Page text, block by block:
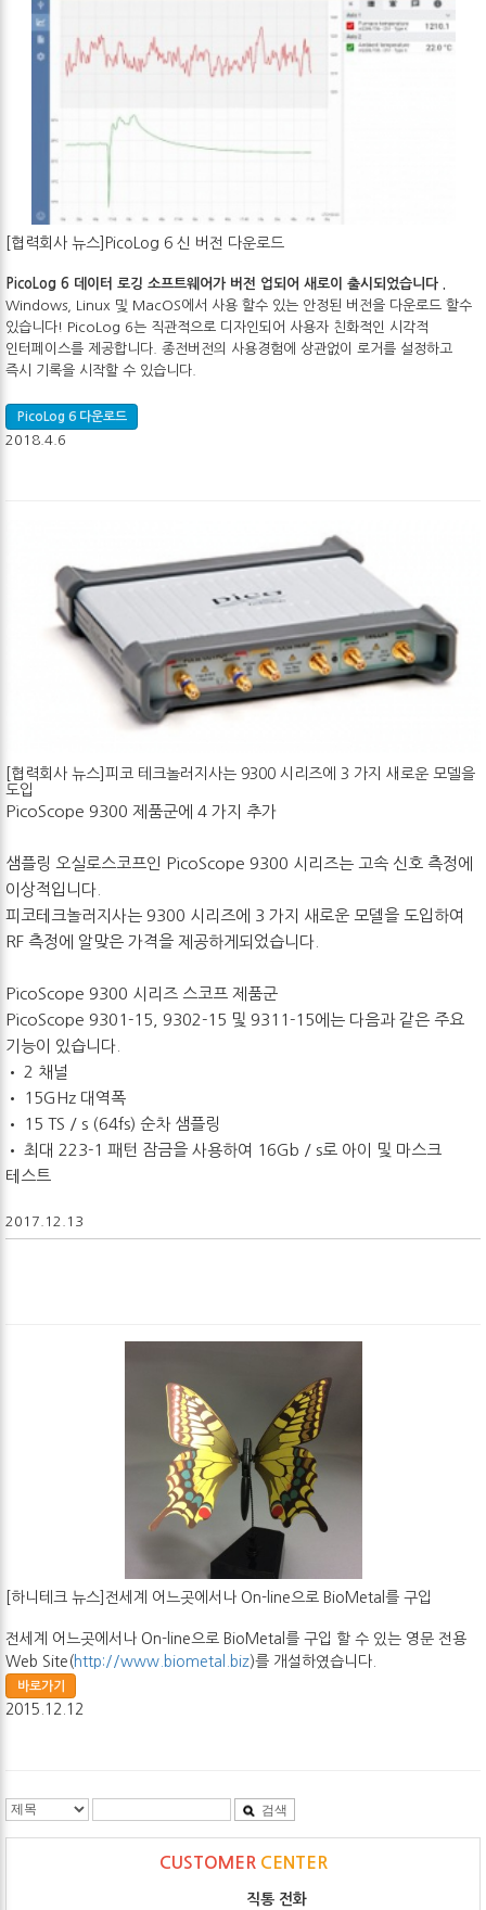
[협력회사 뉴스]PicoLog 6 신 버전 다운로드
PicoLog 6 데이터 로깅 소프트웨어가 버전 업되어 새로이 출시되었습니다 .
Windows, Linux 및 MacOS에서 사용 할수 있는 안정된 버전을 다운로드 할수
있습니다! PicoLog 6는 직관적으로 디자인되어 사용자 친화적인 시각적
인터페이스를 제공합니다. 종전버전의 사용경험에 상관없이 로거를 설정하고
즉시 기록을 시작할 수 있습니다.
PicoLog 6 다운로드
2018.4.6
[협력회사 뉴스]피코 테크놀러지사는 9300 시리즈에 3 가지 새로운 모델을
도입
PicoScope 9300 제품군에 4 가지 추가
샘플링 오실로스코프인 PicoScope 9300 시리즈는 고속 신호 측정에
이상적입니다.
피코테크놀러지사는 9300 시리즈에 3 가지 새로운 모델을 도입하여
RF 측정에 알맞은 가격을 제공하게되었습니다.
PicoScope 9300 시리즈 스코프 제품군
PicoScope 9301-15, 9302-15 및 9311-15에는 다음과 같은 주요
기능이 있습니다.
• 2 채널
• 15GHz 대역폭
• 15 TS / s (64fs) 순차 샘플링
• 최대 223-1 패턴 잠금을 사용하여 16Gb / s로 아이 및 마스크
테스트
2017.12.13
[하니테크 뉴스]전세계 어느곳에서나 On-line으로 BioMetal를 구입
전세계 어느곳에서나 On-line으로 BioMetal를 구입 할 수 있는 영문 전용
Web Site(http://www.biometal.biz)를 개설하였습니다.
바로가기
2015.12.12
검색
CUSTOMER CENTER
직통 전화